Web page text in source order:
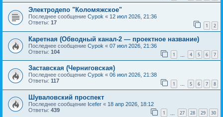
Электродепо "Коломяжское"
Последнее сообщение Cypok « 12 июл 2026, 21:36
Ответы: 17 1 2
Каретная (Обводный канал-2 — проектное название)
Последнее сообщение Cypok « 07 июл 2026, 21:36
Ответы: 104 1 4 5 6 7
Заставская (Черниговская)
Последнее сообщение Cypok « 06 июл 2026, 21:38
Ответы: 117 1 … 5 6 7 8
Шуваловский проспект
Последнее сообщение Icefer « 18 апр 2026, 18:12
Ответы: 439 1 27 28 29 30